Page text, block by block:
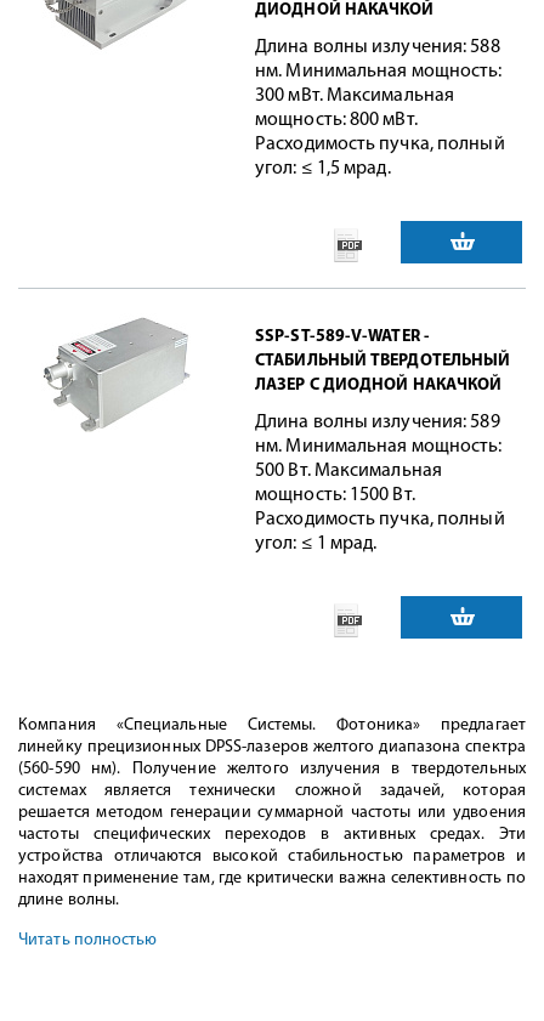
ДИОДНОЙ НАКАЧКОЙ
Длина волны излучения: 588
нм. Минимальная мощность:
300 мВт. Максимальная
мощность: 800 мВт.
Расходимость пучка, полный
угол: ≤ 1,5 мрад.
SSP-ST-589-V-WATER -
СТАБИЛЬНЫЙ ТВЕРДОТЕЛЬНЫЙ
ЛАЗЕР С ДИОДНОЙ НАКАЧКОЙ
Длина волны излучения: 589
нм. Минимальная мощность:
500 Вт. Максимальная
мощность: 1500 Вт.
Расходимость пучка, полный
угол: ≤ 1 мрад.
Компания «Специальные Системы. Фотоника» предлагает
линейку прецизионных DPSS-лазеров желтого диапазона спектра
(560-590 нм). Получение желтого излучения в твердотельных
системах является технически сложной задачей, которая
решается методом генерации суммарной частоты или удвоения
частоты специфических переходов в активных средах. Эти
устройства отличаются высокой стабильностью параметров и
находят применение там, где критически важна селективность по
длине волны.
Читать полностью